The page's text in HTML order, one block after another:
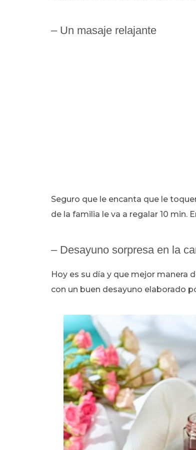
– Un masaje relajante
Seguro que le encanta que le
de la familia le va a regalar 10 min.
– Desayuno sorpresa en la
Hoy es su día y que mejor manera
con un buen desayuno elaborado